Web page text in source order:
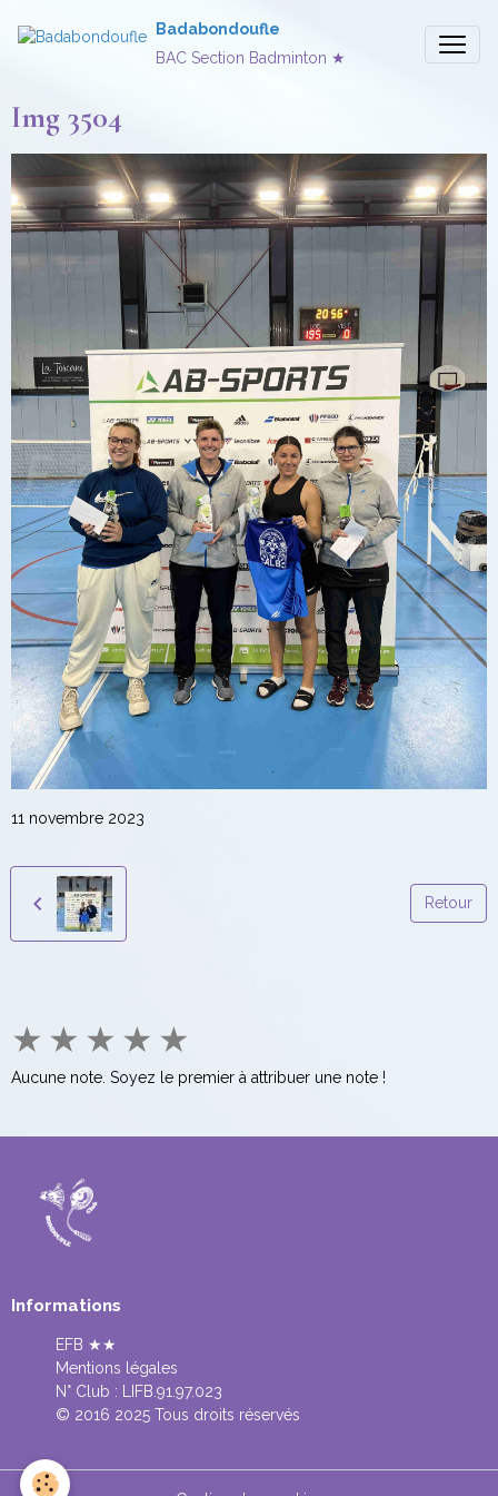
Badabondoufle
BAC Section Badminton ★
Img 3504
11 novembre 2023
Retour
★ ★ ★ ★ ★
Aucune note. Soyez le premier à attribuer une note !
Informations
EFB ★★
Mentions légales
N° Club : LIFB.91.97.023
© 2016 2025 Tous droits réservés